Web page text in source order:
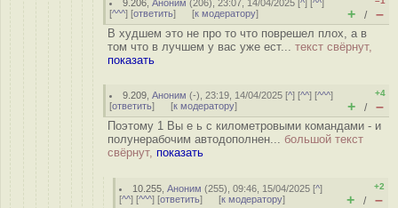
9.206 ,Аноним (206), 23:07, 14/04/2025 [^ ] [^^
[^^^] [ответить] [к модератору] + / –
В худшем это не про то что поврешел плох, а в
том что в лучшем у вас уже ест... текст свёрнут,
показать
9.209 ,Аноним (-), 23:19, 14/04/2025 [^] [^^] [^^^]
[ответить] [к модератору]
+4
+ / –
Поэтому 1 Вы е ь с километровыми командами - и
полунерабочим автодополнен... большой текст
свёрнут, показать
10.255 ,Аноним (255), 09:46, 15/04/2025 [^]
[^^] [^^^] [ответить] [к модератору]
+2
+ / –